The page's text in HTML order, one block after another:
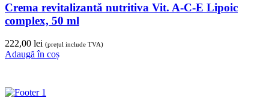
Crema revitalizantă nutritiva Vit. A-C-E Lipoic
complex, 50 ml
222,00 lei (prețul include TVA)
Adaugă în coș